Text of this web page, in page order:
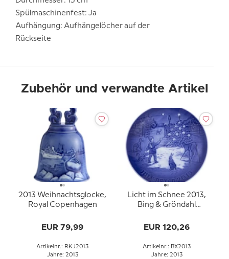
Spülmaschinenfest: Ja
Aufhängung: Aufhängelöcher auf der
Rückseite
Zubehör und verwandte Artikel
2013 Weihnachtsglocke,
Royal Copenhagen
EUR 79,99
Artikelnr.: RKJ2013
Jahre: 2013
Licht im Schnee 2013,
Bing & Gröndahl
EUR 120,26
Artikelnr.: BX2013
Jahre: 2013